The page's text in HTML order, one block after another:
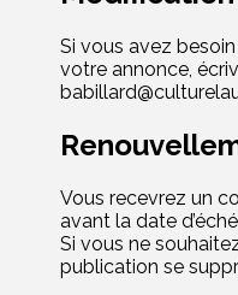
Si vous avez
votre annonce,
Vous recevrez un
avant la date
Si vous ne
publication se